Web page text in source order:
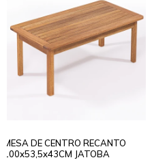
MESA DE CENTRO RECANTO
100x53,5x43CM JATOBA